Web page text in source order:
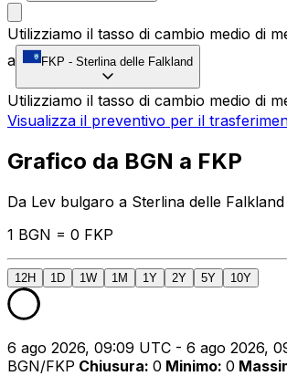
Utilizziamo il tasso di cambio medio di
a
FKP - Sterlina delle Falkland
Utilizziamo il tasso di cambio medio di
Visualizza il preventivo per il
Grafico da BGN a FKP
Da Lev bulgaro a Sterlina delle Falkland
1 BGN = 0 FKP
12H 1D 1W 1M 1Y 2Y 5Y 10Y
6 ago 2026, 09:09 UTC - 6 ago 2026,
BGN/FKP Chiusura: 0 Minimo: 0